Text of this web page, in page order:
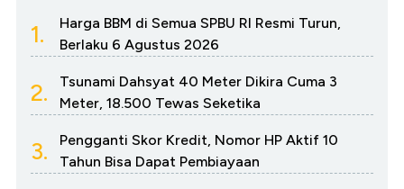
1.
Harga BBM di Semua SPBU RI Resmi Turun,
Berlaku 6 Agustus 2026
2.
Tsunami Dahsyat 40 Meter Dikira Cuma 3
Meter, 18.500 Tewas Seketika
3.
Pengganti Skor Kredit, Nomor HP Aktif 10
Tahun Bisa Dapat Pembiayaan